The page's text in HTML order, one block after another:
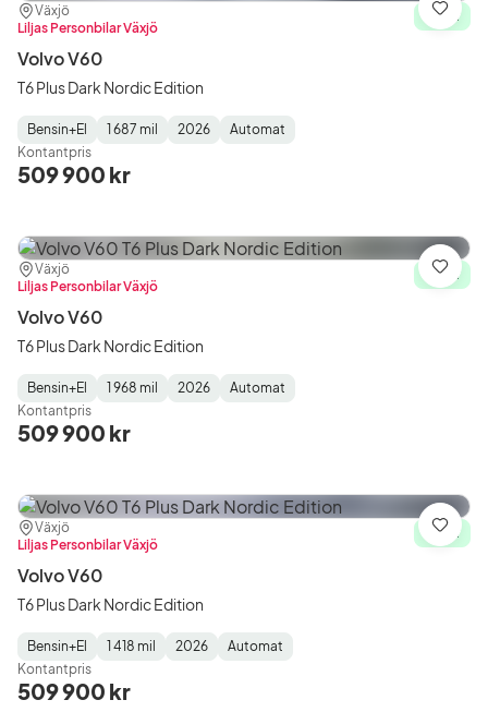
Plats:
Växjö
Återförsäljare:
Liljas Personbilar Växjö
I lager
Volvo V60
T6 Plus Dark Nordic Edition
Fuel
Type:
Bensin+El
Mätarställning:
1 687 mil
Model
Year:
2026
Gearbox
Type:
Automat
Kontantpris
509 900 kr
Spara
Plats:
Växjö
Återförsäljare:
Liljas Personbilar Växjö
I lager
Volvo V60
T6 Plus Dark Nordic Edition
Fuel
Type:
Bensin+El
Mätarställning:
1 968 mil
Model
Year:
2026
Gearbox
Type:
Automat
Kontantpris
509 900 kr
Spara
Plats:
Växjö
Återförsäljare:
Liljas Personbilar Växjö
I lager
Volvo V60
T6 Plus Dark Nordic Edition
Fuel
Type:
Bensin+El
Mätarställning:
1 418 mil
Model
Year:
2026
Gearbox
Type:
Automat
Kontantpris
509 900 kr
Spara